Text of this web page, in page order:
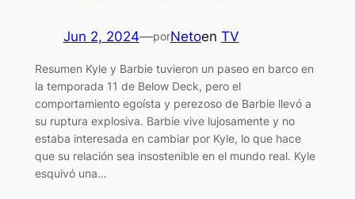
Jun 2, 2024—porNetoen TV
Resumen Kyle y Barbie tuvieron un paseo en barco en
la temporada 11 de Below Deck, pero el
comportamiento egoísta y perezoso de Barbie llevó a
su ruptura explosiva. Barbie vive lujosamente y no
estaba interesada en cambiar por Kyle, lo que hace
que su relación sea insostenible en el mundo real. Kyle
esquivó una…